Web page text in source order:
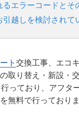
エラーコードとそ
越しを検討されて
ト 交換工事、エコ
取り替え・新設・
っており、アフタ
無料で行っており